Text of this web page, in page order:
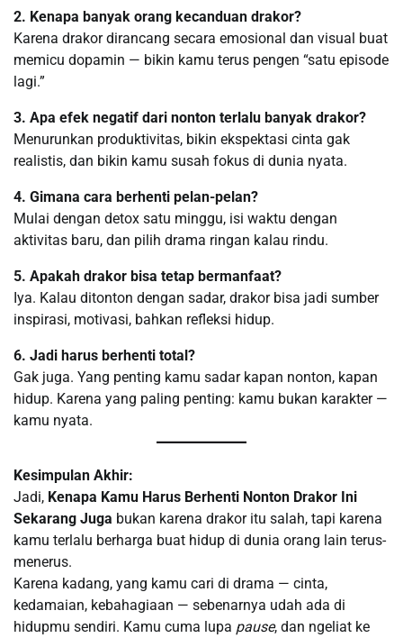
2. Kenapa banyak orang kecanduan drakor?
Karena drakor dirancang secara emosional dan visual buat
memicu dopamin — bikin kamu terus pengen “satu episode
lagi.”
3. Apa efek negatif dari nonton terlalu banyak drakor?
Menurunkan produktivitas, bikin ekspektasi cinta gak
realistis, dan bikin kamu susah fokus di dunia nyata.
4. Gimana cara berhenti pelan-pelan?
Mulai dengan detox satu minggu, isi waktu dengan
aktivitas baru, dan pilih drama ringan kalau rindu.
5. Apakah drakor bisa tetap bermanfaat?
Iya. Kalau ditonton dengan sadar, drakor bisa jadi sumber
inspirasi, motivasi, bahkan refleksi hidup.
6. Jadi harus berhenti total?
Gak juga. Yang penting kamu sadar kapan nonton, kapan
hidup. Karena yang paling penting: kamu bukan karakter —
kamu nyata.
Kesimpulan Akhir:
Jadi, Kenapa Kamu Harus Berhenti Nonton Drakor Ini
Sekarang Juga bukan karena drakor itu salah, tapi karena
kamu terlalu berharga buat hidup di dunia orang lain terus-
menerus.
Karena kadang, yang kamu cari di drama — cinta,
kedamaian, kebahagiaan — sebenarnya udah ada di
hidupmu sendiri. Kamu cuma lupa pause, dan ngeliat ke